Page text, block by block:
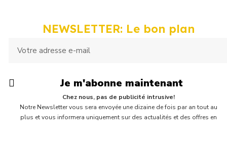
NEWSLETTER: Le bon plan
Je m'abonne maintenant
Chez nous, pas de publicité intrusive!
Notre Newsletter vous sera envoyée une dizaine de fois par an tout au
plus et vous informera uniquement sur des actualités et des offres en